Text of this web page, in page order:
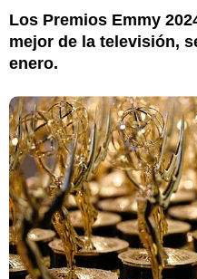
Los Premios Emmy
mejor de la televisión,
enero.